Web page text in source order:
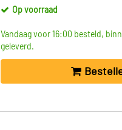
Op voorraad
Vandaag voor 16:00 besteld,
geleverd.